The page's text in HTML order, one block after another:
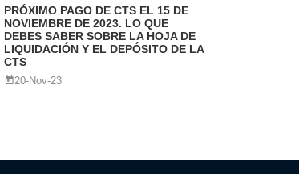
PRÓXIMO PAGO DE CTS EL 15 DE
NOVIEMBRE DE 2023. LO QUE
DEBES SABER SOBRE LA HOJA DE
LIQUIDACIÓN Y EL DEPÓSITO DE LA
CTS
20-Nov-23